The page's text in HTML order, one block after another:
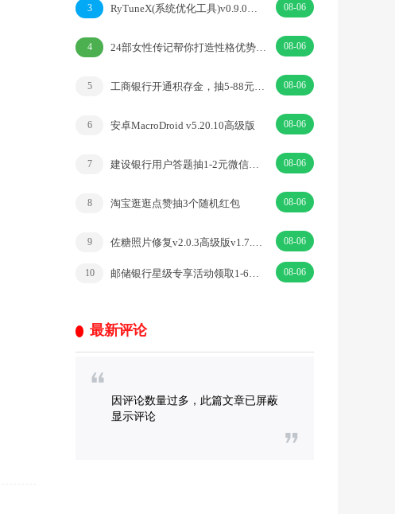
3 RyTuneX(系统优化工具)v0.9.0优化系统资源 08-06
4 24部女性传记帮你打造性格优势人性心理 08-06
5 工商银行开通积存金，抽5-88元微信立减金亲测中到5元 08-06
6 安卓MacroDroid v5.20.10高级版 08-06
7 建设银行用户答题抽1-2元微信立减金 08-06
8 淘宝逛逛点赞抽3个随机红包 08-06
9 佐糖照片修复v2.0.3高级版v1.7.9会员解锁版 08-06
10 邮储银行星级专享活动领取1-6元支付宝红包、微信立减金秒到 08-06
最新评论
因评论数量过多，此篇文章已屏蔽
显示评论